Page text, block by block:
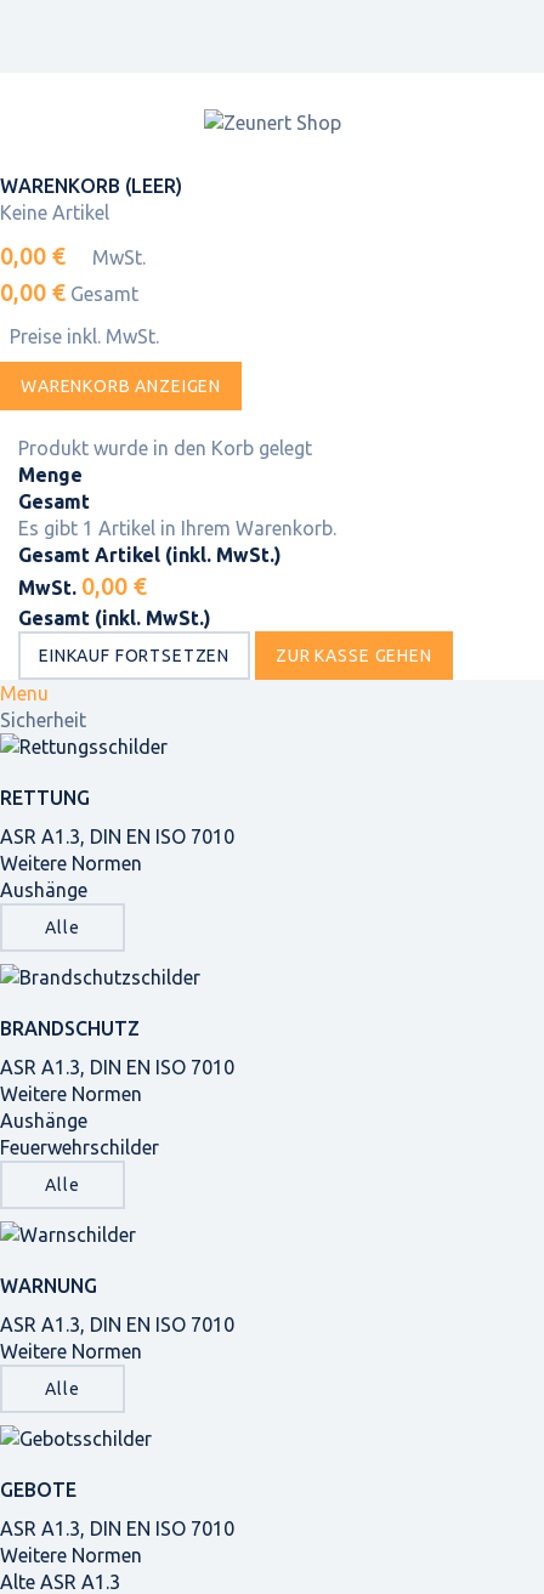
WARENKORB (LEER)
Keine Artikel
0,00 € MwSt.
0,00 € Gesamt
Preise inkl. MwSt.
WARENKORB ANZEIGEN
Produkt wurde in den Korb gelegt
Menge
Gesamt
Es gibt 1 Artikel in Ihrem Warenkorb.
Gesamt Artikel (inkl. MwSt.)
MwSt. 0,00 €
Gesamt (inkl. MwSt.)
EINKAUF FORTSETZEN ZUR KASSE GEHEN
Menu
Sicherheit
RETTUNG
ASR A1.3, DIN EN ISO 7010
Weitere Normen
Aushänge
Alle
BRANDSCHUTZ
ASR A1.3, DIN EN ISO 7010
Weitere Normen
Aushänge
Feuerwehrschilder
Alle
WARNUNG
ASR A1.3, DIN EN ISO 7010
Weitere Normen
Alle
GEBOTE
ASR A1.3, DIN EN ISO 7010
Weitere Normen
Alte ASR A1.3